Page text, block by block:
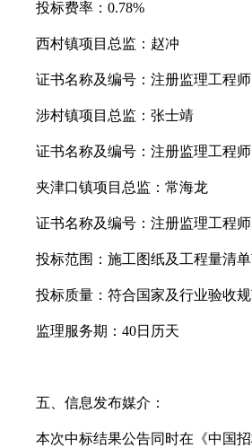
投标费率 ： 0.78%
西村镇项目 总监 ： 赵冲
证书名称及编号： 注册监理工程师
涉村镇项目 总监 ： 张士靖
证书名称及编号： 注册监理工程师
夹津口镇项目 总监 ： 常海龙
证书名称及编号： 注册监理工程师
投标范围：施工图纸及工程量清
投标质量： 符合国家及行业验收
监理服务期： 40日历天
五、信息发布媒介：
本次中标结果公告同时在《中国